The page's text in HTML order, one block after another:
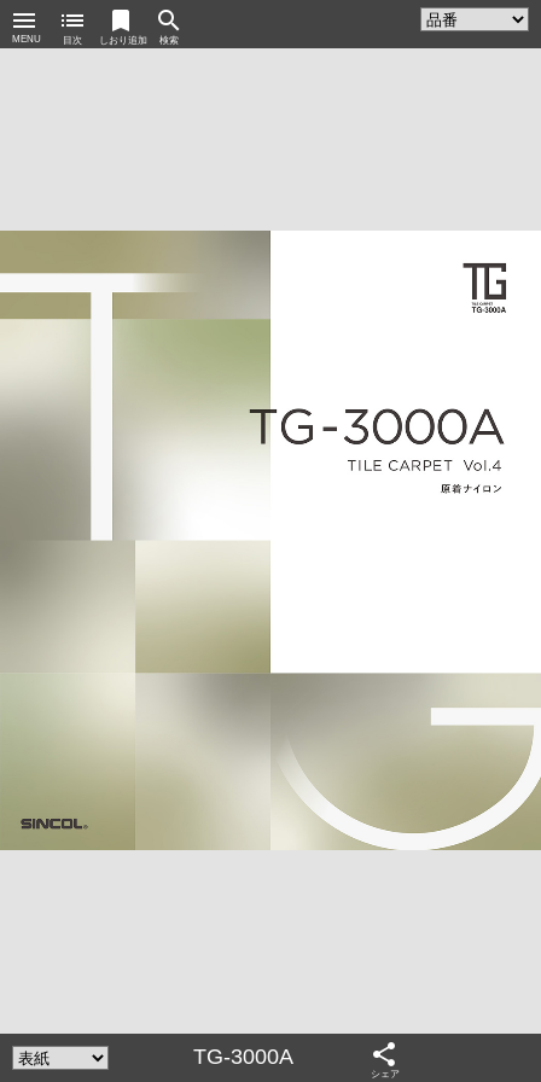
menu
MENU
list
目次
bookmark
しおり追加
search
検索
TG-3000A share
シェア